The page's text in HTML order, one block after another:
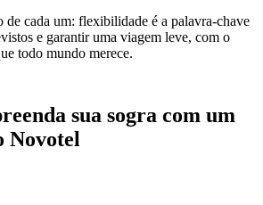
de cada um: flexibilidade é a palavra-chave
e garantir uma viagem leve, com o
todo mundo merece.
sua sogra com um
Novotel